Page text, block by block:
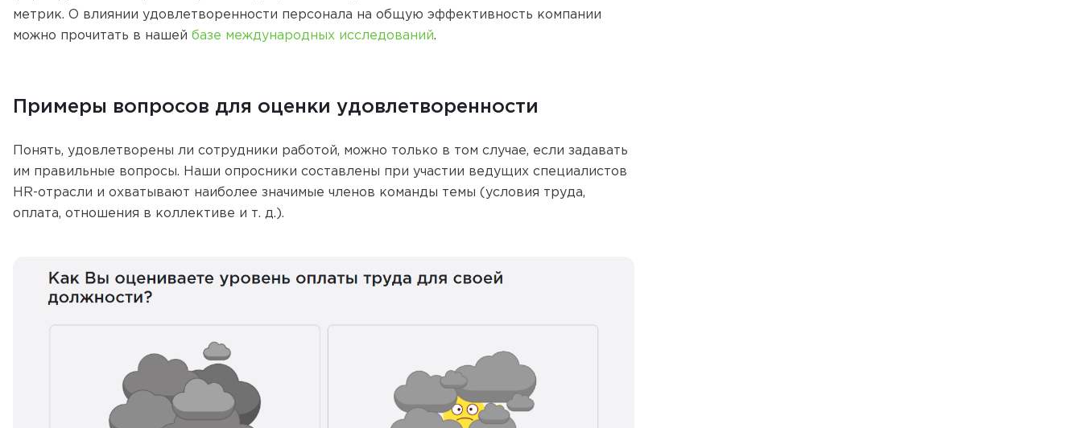
метрик. О влиянии удовлетворенности персонала на общую эффективность компании
можно прочитать в нашей базе международных исследований.
Примеры вопросов для оценки удовлетворенности
Понять, удовлетворены ли сотрудники работой, можно только в том случае, если задавать
им правильные вопросы. Наши опросники составлены при участии ведущих специалистов
HR-отрасли и охватывают наиболее значимые членов команды темы (условия труда,
оплата, отношения в коллективе и т. д.).